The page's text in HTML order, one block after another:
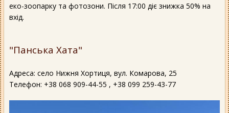
еко-зоопарку та фотозони. Після 17:00 діє знижка 50% на
вхід.
"Панська Хата"
Адреса: сeло Нижня Хортиця, вул. Комарова, 25
Телефон: +38 068 909-44-55 , +38 099 259-43-77